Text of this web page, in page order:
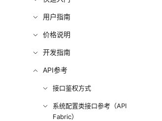
用户指南
价格说明
开发指南
API参考
接口鉴权方式
系统配置类接口参考（API
Fabric）